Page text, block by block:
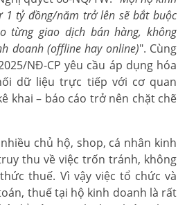
tỷ đồng/năm trở lên sẽ bắt buộc
từng giao dịch bán hàng, không
doanh (offline hay online)". Cùng
NĐ-CP yêu cầu áp dụng hóa
dữ liệu trực tiếp với cơ quan
khai – báo cáo trở nên chặt chẽ
chủ hộ, shop, cá nhân kinh
thu về việc trốn tránh, không
thuế. Vì vậy việc tổ chức và
thuế tại hộ kinh doanh là rất